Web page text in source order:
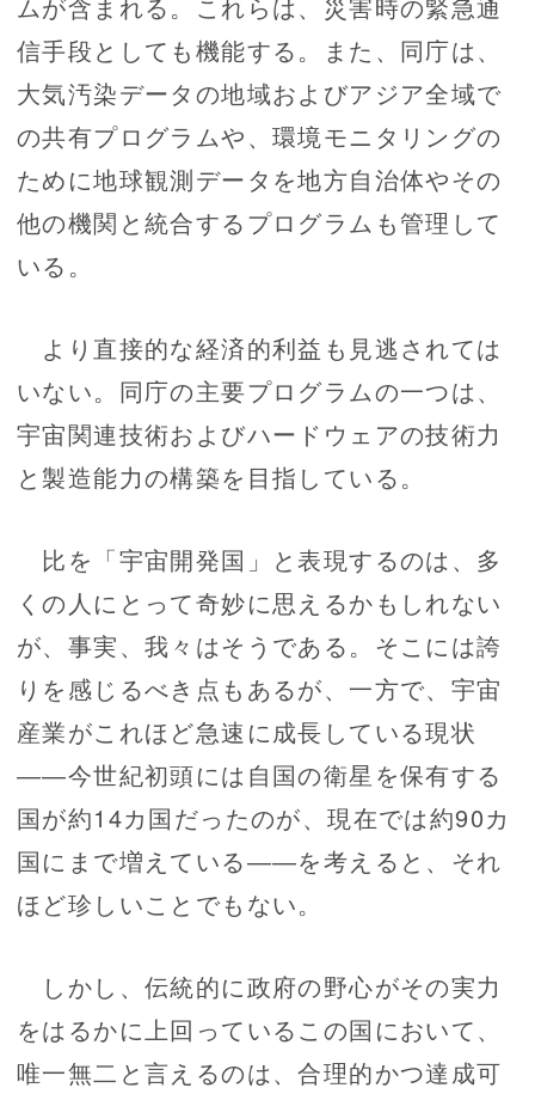
ムが含まれる。これらは、災害時の緊急通
信手段としても機能する。また、同庁は、
大気汚染データの地域およびアジア全域で
の共有プログラムや、環境モニタリングの
ために地球観測データを地方自治体やその
他の機関と統合するプログラムも管理して
いる。
より直接的な経済的利益も見逃されては
いない。同庁の主要プログラムの一つは、
宇宙関連技術およびハードウェアの技術力
と製造能力の構築を目指している。
比を「宇宙開発国」と表現するのは、多
くの人にとって奇妙に思えるかもしれない
が、事実、我々はそうである。そこには誇
りを感じるべき点もあるが、一方で、宇宙
産業がこれほど急速に成長している現状
――今世紀初頭には自国の衛星を保有する
国が約14カ国だったのが、現在では約90カ
国にまで増えている――を考えると、それ
ほど珍しいことでもない。
しかし、伝統的に政府の野心がその実力
をはるかに上回っているこの国において、
唯一無二と言えるのは、合理的かつ達成可